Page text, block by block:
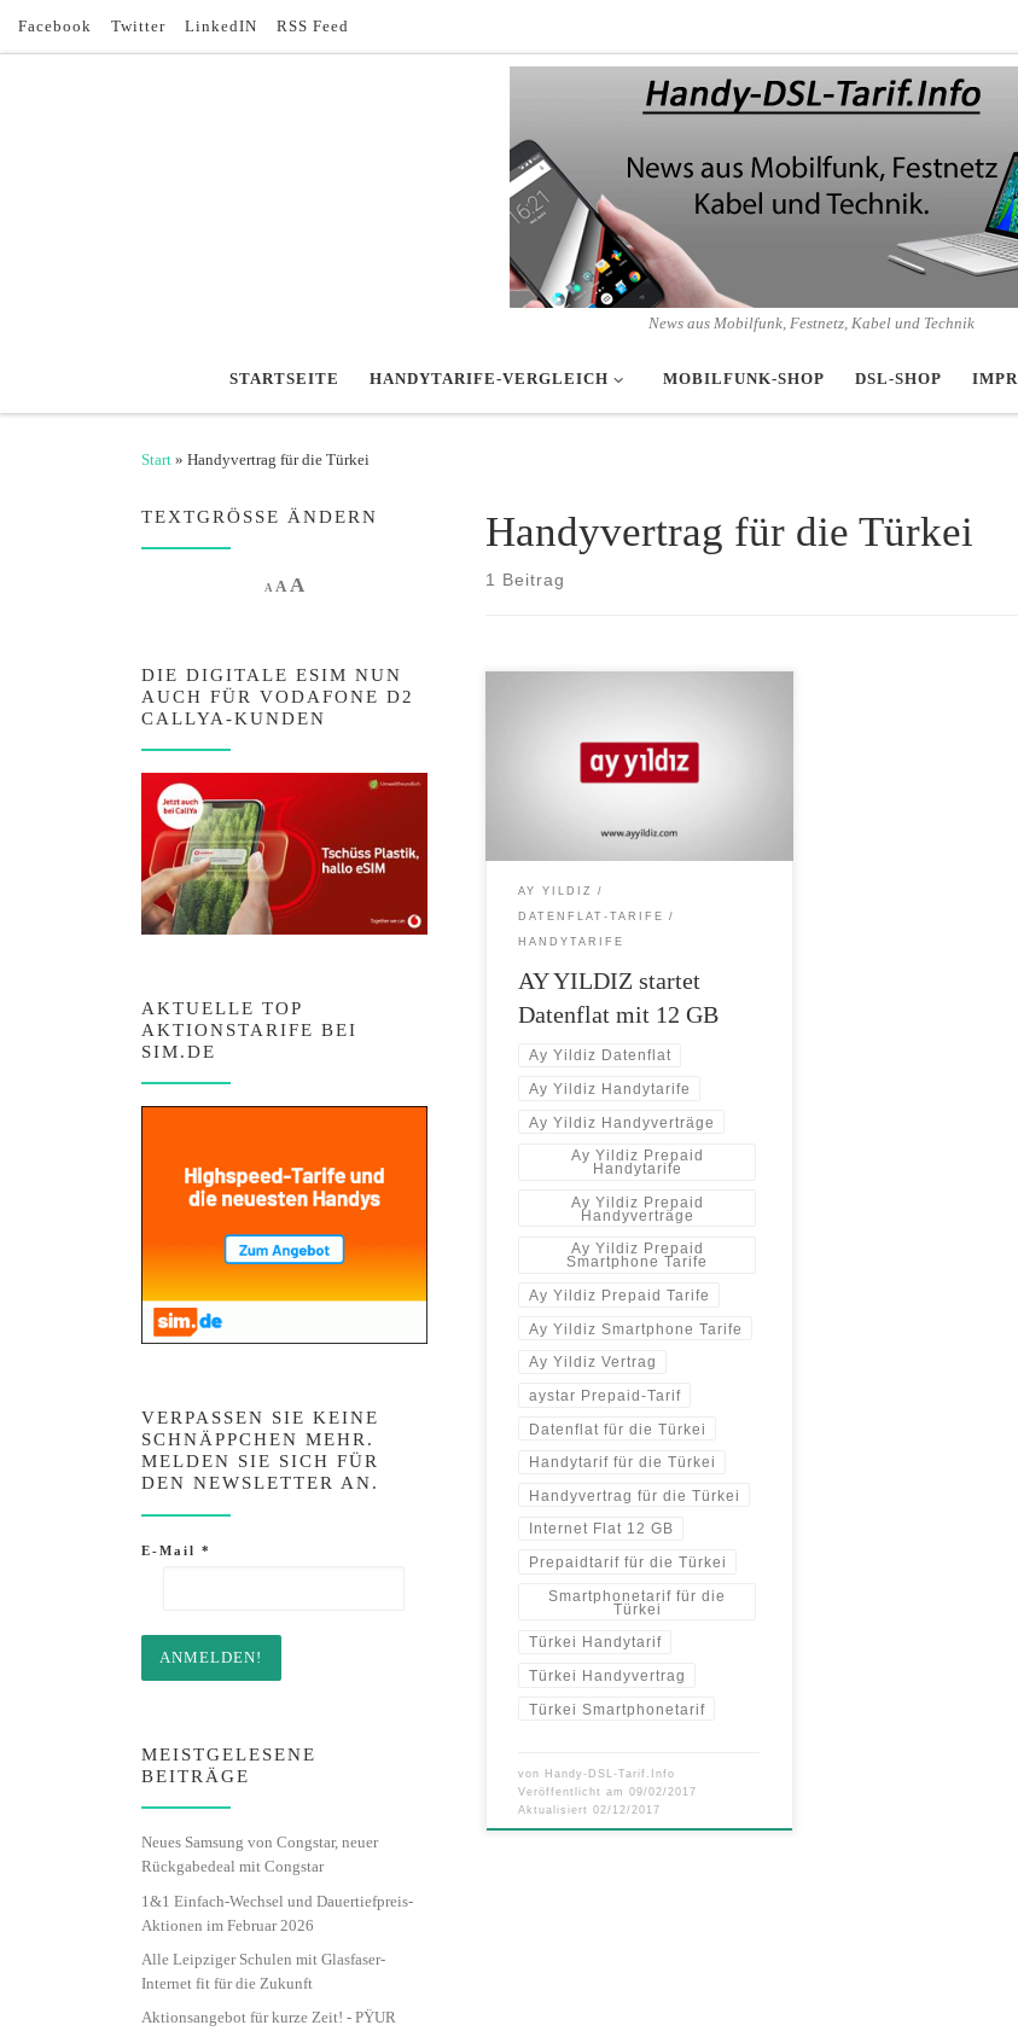
Zum Inhalt springen
Facebook Twitter LinkedIN RSS Feed
News aus Mobilfunk, Festnetz, Kabel und Technik
STARTSEITE HANDYTARIFE-VERGLEICH MOBILFUNK-SHOP DSL-SHOP
Start » Handyvertrag für die Türkei
Handyvertrag für die Türkei
1 Beitrag
GB AY YILDIZ startet als erster Anbieter
im Ethno-Segment ein Datenpaket mit
können Kunden der Mobilfunkmarke
AY YILDIZ
DATENFLAT-TARIFE
HANDYTARIFE
AY YILDIZ startet
Datenflat mit 12 GB
Ay Yildiz Datenflat
Ay Yildiz Handytarife
Ay Yildiz Handyverträge
Ay Yildiz Prepaid
Handytarife
Ay Yildiz Prepaid
Handyverträge
Ay Yildiz Prepaid
Smartphone Tarife
Ay Yildiz Prepaid Tarife
Ay Yildiz Smartphone Tarife
Ay Yildiz Vertrag
aystar Prepaid-Tarif
Datenflat für die Türkei
Handytarif für die Türkei
Handyvertrag für die Türkei
Internet Flat 12 GB
Prepaidtarif für die Türkei
Smartphonetarif für die
Türkei
Türkei Handytarif
Türkei Handyvertrag
Türkei Smartphonetarif
von Handy-DSL-Tarif.Info
Veröffentlicht am09/02/2017
Aktualisiert02/12/2017
TEXTGRÖSSE ÄNDERN
A Decrease font size.
AReset font size.
AIncrease font size.
DIE DIGITALE ESIM NUN
AUCH FÜR VODAFONE D2
CALLYA-KUNDEN
AKTUELLE TOP
AKTIONSTARIFE BEI
SIM.DE
VERPASSEN SIE KEINE
SCHNÄPPCHEN MEHR.
MELDEN SIE SICH FÜR
DEN NEWSLETTER AN.
E-Mail *
MEISTGELESENE
BEITRÄGE
Neues Samsung von Congstar, neuer
Rückgabedeal mit Congstar
1&1 Einfach-Wechsel und Dauertiefpreis-
Aktionen im Februar 2026
Alle Leipziger Schulen mit Glasfaser-
Internet fit für die Zukunft
Aktionsangebot für kurze Zeit! - PŸUR